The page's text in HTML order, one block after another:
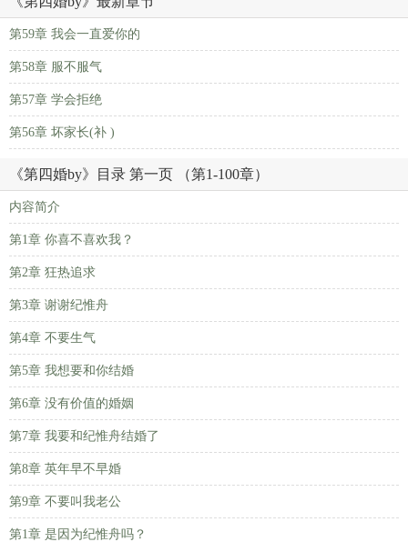
第59章 我会一直爱你的
第58章 服不服气
第57章 学会拒绝
第56章 坏家长(补 )
《第四婚by》目录 第一页 （第1-100章）
内容简介
第1章 你喜不喜欢我？
第2章 狂热追求
第3章 谢谢纪惟舟
第4章 不要生气
第5章 我想要和你结婚
第6章 没有价值的婚姻
第7章 我要和纪惟舟结婚了
第8章 英年早不早婚
第9章 不要叫我老公
第1章 是因为纪惟舟吗？